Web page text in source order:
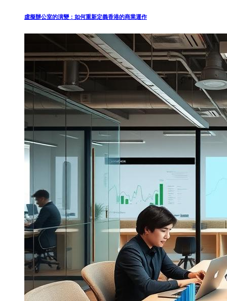
虛擬辦公室的演變：如何重新定義香港的商業運作